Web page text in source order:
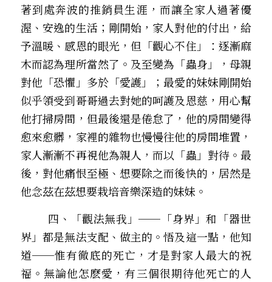
著到處奔波的推銷員生涯，而讓全家人過著優
渥、安逸的生活；剛開始，家人對他的付出，給
予溫暖、感恩的眼光，但「觀心不住」：逐漸麻
木而認為理所當然了。及至變為「蟲身」，母親
對他「恐懼」多於「愛護」；最愛的妹妹剛開始
似乎領受到哥哥過去對她的呵護及恩慈，用心幫
他打掃房間，但最後還是倦怠了，他的房間變得
愈來愈髒，家裡的雜物也慢慢往他的房間堆置，
家人漸漸不再視他為親人，而以「蟲」對待。最
後，對他痛恨至極、想要除之而後快的，居然是
他念茲在茲想要栽培音樂深造的妹妹。
        四、「觀法無我」
── 「身界」和「器世
界」都是無法支配、做主的。悟及這一點，他知
道──惟有徹底的死亡，才是對家人最大的祝
福。無論他怎麽愛，有三個很期待他死亡的人